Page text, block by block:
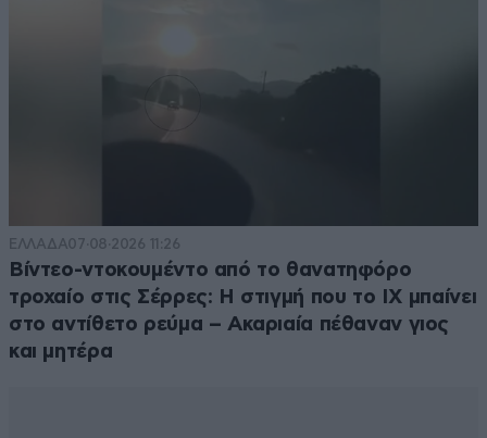
ΕΛΛΑΔΑ07·08·2026 11:26
Βίντεο-ντοκουμέντο από το θανατηφόρο
τροχαίο στις Σέρρες: Η στιγμή που το ΙΧ μπαίνει
στο αντίθετο ρεύμα – Ακαριαία πέθαναν γιος
και μητέρα